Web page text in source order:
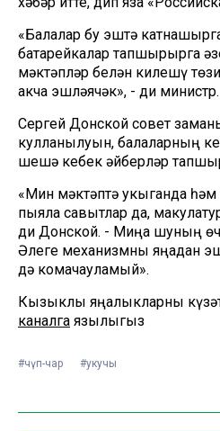
«Балалар бу эштә
батарейкалар тапшырырга
мәктәпләр белән килешү
акча эшләячәк», - ди министр.
Сергей Донской совет
кулланылуын, балаларның
шешә кебек әйберләр
«Мин мәктәптә укыганда
пыяла савытлар да,
ди Донской. - Миңа шуның
Әлеге механизмны яңадан
дә комачауламый».
Кызыклы яңалыкларны
каналга язылыгыз
#чүп-чар #укучы